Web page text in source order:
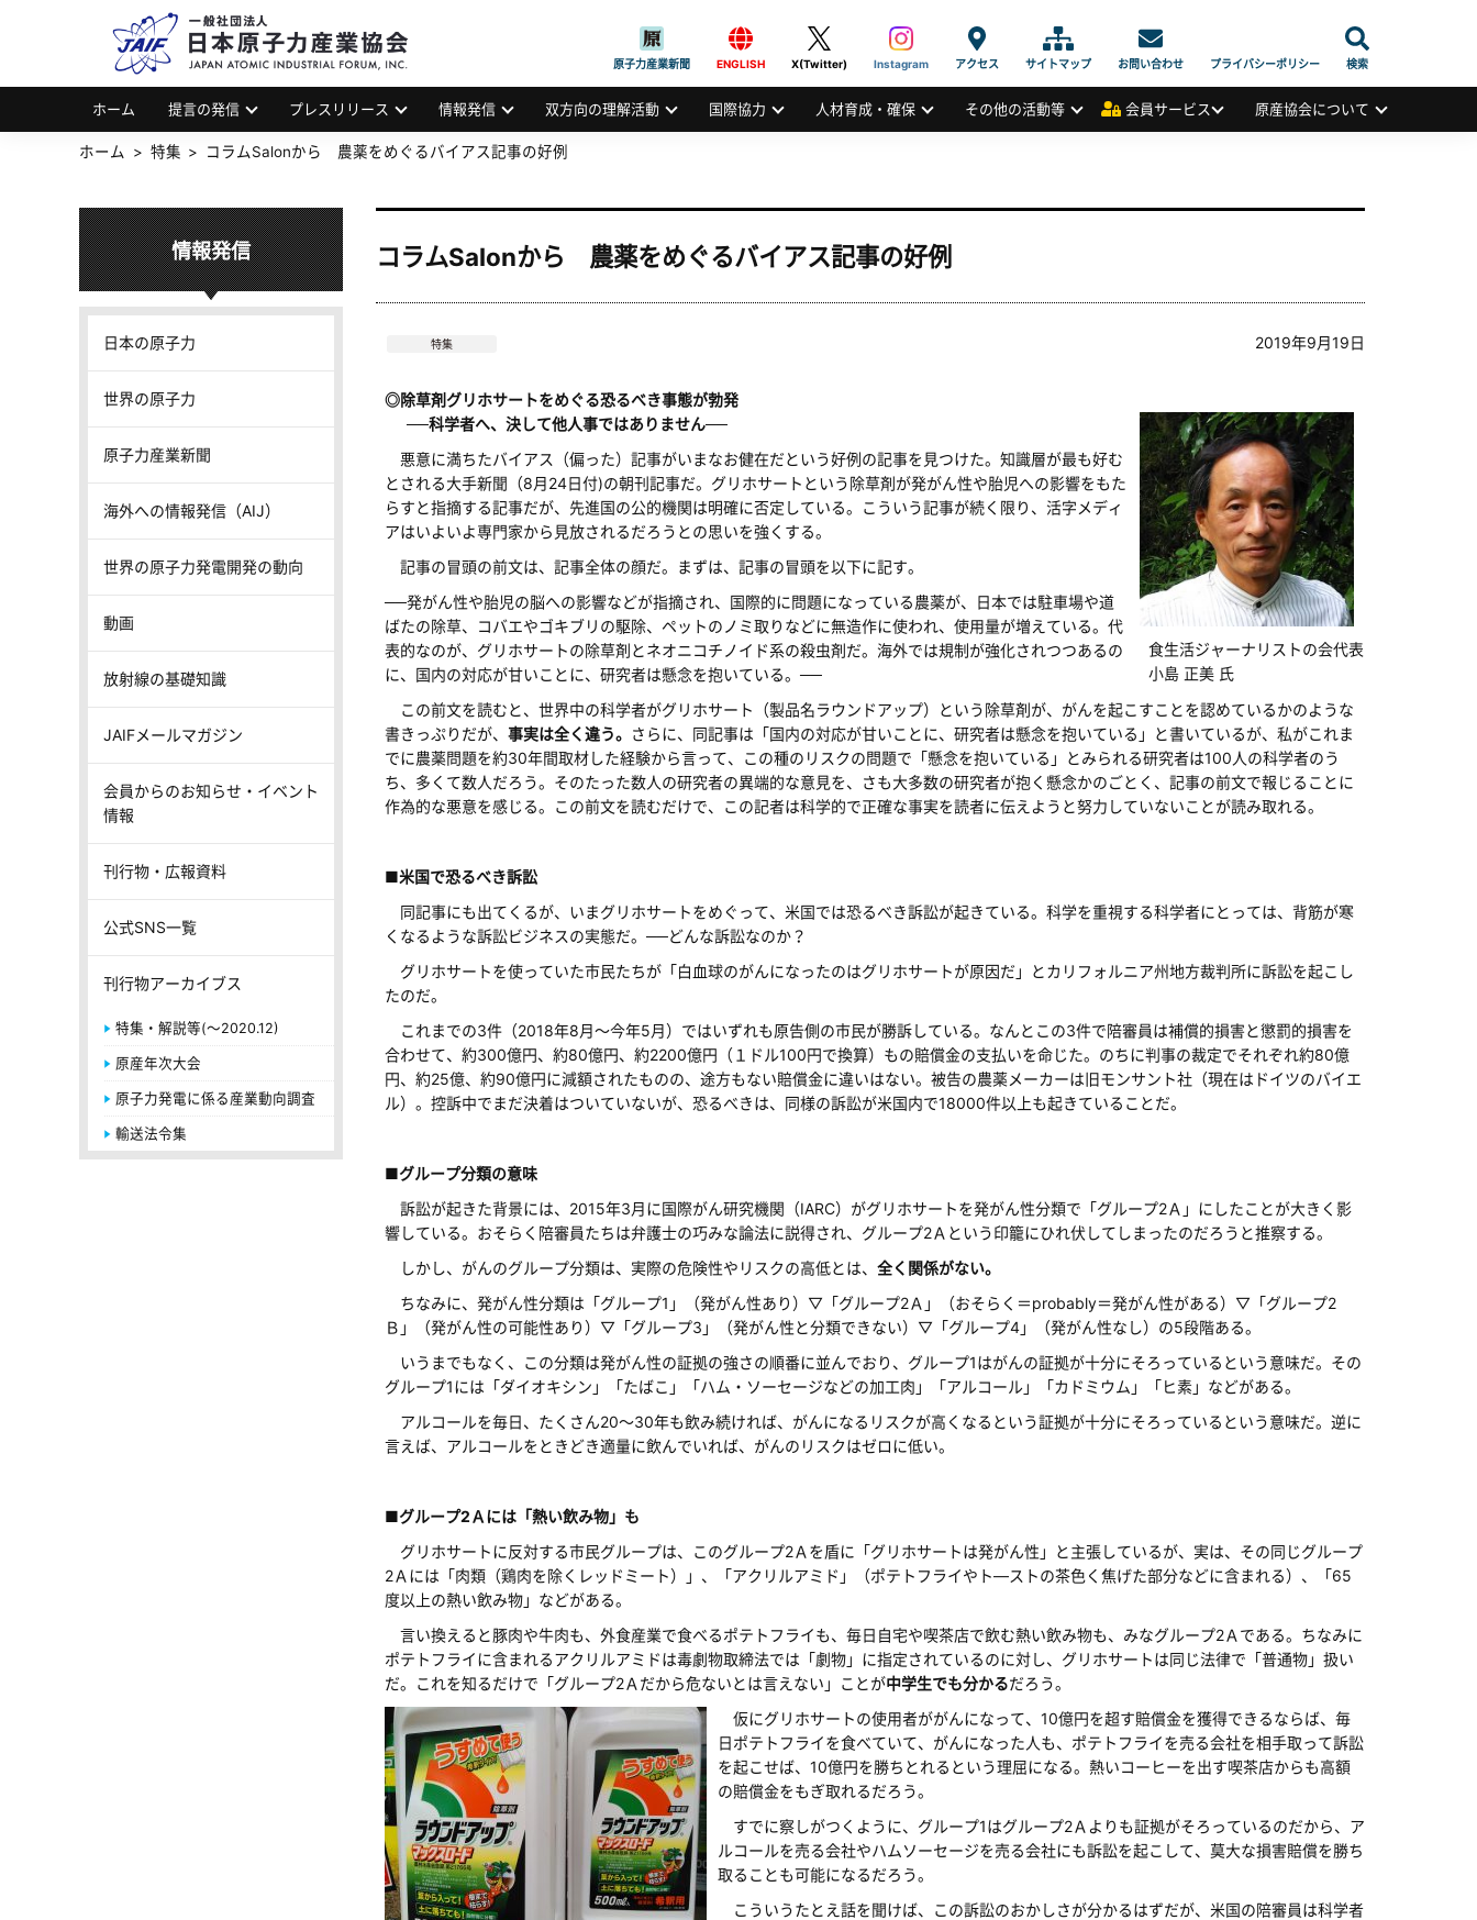
JAPAN ATOMIC INDUSTRIAL FORUM, INC.
原子力産業新聞 ENGLISH X(Twitter) Instagram アクセス サイトマップ お問い合わせ プライバシーポリシー 検索
ホーム 提言の発信 プレスリリース 情報発信 双方向の理解活動 国際協力 人材育成・確保 その他の活動等 会員サービス 原産協会について
ホーム 特集 コラムSalonから 農薬をめぐるバイアス記事の好例
コラムSalonから 農薬をめぐるバイアス記事の好例
特集 2019年9月19日
◎除草剤グリホサートをめぐる恐るべき事態が勃発
食生活ジャーナリストの会代表
小島 正美 氏
──科学者へ、決して他人事ではありません──
悪意に満ちたバイアス（偏った）記事がいまなお健在だという好例の記事を見つけた。知識層が最も好む
とされる大手新聞（8月24日付)の朝刊記事だ。グリホサートという除草剤が発がん性や胎児への影響をもた
らすと指摘する記事だが、先進国の公的機関は明確に否定している。こういう記事が続く限り、活字メディ
アはいよいよ専門家から見放されるだろうとの思いを強くする。
記事の冒頭の前文は、記事全体の顔だ。まずは、記事の冒頭を以下に記す。
──発がん性や胎児の脳への影響などが指摘され、国際的に問題になっている農薬が、日本では駐車場や道
ばたの除草、コバエやゴキブリの駆除、ペットのノミ取りなどに無造作に使われ、使用量が増えている。代
表的なのが、グリホサートの除草剤とネオニコチノイド系の殺虫剤だ。海外では規制が強化されつつあるの
に、国内の対応が甘いことに、研究者は懸念を抱いている。──
この前文を読むと、世界中の科学者がグリホサート（製品名ラウンドアップ）という除草剤が、がんを起こすことを認めているかのような
書きっぷりだが、 事実は全く違う。 さらに、同記事は「国内の対応が甘いことに、研究者は懸念を抱いている」と書いているが、私がこれま
でに農薬問題を約30年間取材した経験から言って、この種のリスクの問題で「懸念を抱いている」とみられる研究者は100人の科学者のう
ち、多くて数人だろう。そのたった数人の研究者の異端的な意見を、さも大多数の研究者が抱く懸念かのごとく、記事の前文で報じることに
作為的な悪意を感じる。この前文を読むだけで、この記者は科学的で正確な事実を読者に伝えようと努力していないことが読み取れる。
■米国で恐るべき訴訟
同記事にも出てくるが、いまグリホサートをめぐって、米国では恐るべき訴訟が起きている。科学を重視する科学者にとっては、背筋が寒
くなるような訴訟ビジネスの実態だ。──どんな訴訟なのか？
グリホサートを使っていた市民たちが「白血球のがんになったのはグリホサートが原因だ」とカリフォルニア州地方裁判所に訴訟を起こし
たのだ。
これまでの3件（2018年8月～今年5月）ではいずれも原告側の市民が勝訴している。なんとこの3件で陪審員は補償的損害と懲罰的損害を
合わせて、約300億円、約80億円、約2200億円（１ドル100円で換算）もの賠償金の支払いを命じた。のちに判事の裁定でそれぞれ約80億
円、約25億、約90億円に減額されたものの、途方もない賠償金に違いはない。被告の農薬メーカーは旧モンサント社（現在はドイツのバイエ
ル）。控訴中でまだ決着はついていないが、恐るべきは、同様の訴訟が米国内で18000件以上も起きていることだ。
■グループ分類の意味
訴訟が起きた背景には、2015年3月に国際がん研究機関（IARC）がグリホサートを発がん性分類で「グループ2Ａ」にしたことが大きく影
響している。おそらく陪審員たちは弁護士の巧みな論法に説得され、グループ2Ａという印籠にひれ伏してしまったのだろうと推察する。
しかし、がんのグループ分類は、実際の危険性やリスクの高低とは、 全く関係がない。
ちなみに、発がん性分類は「グループ1」（発がん性あり）▽「グループ2Ａ」（おそらく＝probably＝発がん性がある）▽「グループ2
Ｂ」（発がん性の可能性あり）▽「グループ3」（発がん性と分類できない）▽「グループ4」（発がん性なし）の5段階ある。
いうまでもなく、この分類は発がん性の証拠の強さの順番に並んでおり、グループ1はがんの証拠が十分にそろっているという意味だ。その
グループ1には「ダイオキシン」「たばこ」「ハム・ソーセージなどの加工肉」「アルコール」「カドミウム」「ヒ素」などがある。
アルコールを毎日、たくさん20～30年も飲み続ければ、がんになるリスクが高くなるという証拠が十分にそろっているという意味だ。逆に
言えば、アルコールをときどき適量に飲んでいれば、がんのリスクはゼロに低い。
■グループ2Ａには「熱い飲み物」も
グリホサートに反対する市民グループは、このグループ2Ａを盾に「グリホサートは発がん性」と主張しているが、実は、その同じグループ
2Ａには「肉類（鶏肉を除くレッドミート）」、「アクリルアミド」（ポテトフライやト―ストの茶色く焦げた部分などに含まれる）、「65
度以上の熱い飲み物」などがある。
言い換えると豚肉や牛肉も、外食産業で食べるポテトフライも、毎日自宅や喫茶店で飲む熱い飲み物も、みなグループ2Ａである。ちなみに
ポテトフライに含まれるアクリルアミドは毒劇物取締法では「劇物」に指定されているのに対し、グリホサートは同じ法律で「普通物」扱い
だ。これを知るだけで「グループ2Ａだから危ないとは言えない」ことが中学生でも分かるだろう。
仮にグリホサートの使用者ががんになって、10億円を超す賠償金を獲得できるならば、毎
日ポテトフライを食べていて、がんになった人も、ポテトフライを売る会社を相手取って訴訟
を起こせば、10億円を勝ちとれるという理屈になる。熱いコーヒーを出す喫茶店からも高額
の賠償金をもぎ取れるだろう。
すでに察しがつくように、グループ1はグループ2Ａよりも証拠がそろっているのだから、ア
ルコールを売る会社やハムソーセージを売る会社にも訴訟を起こして、莫大な損害賠償を勝ち
取ることも可能になるだろう。
こういうたとえ話を聞けば、この訴訟のおかしさが分かるはずだが、米国の陪審員は科学者
情報発信
日本の原子力
世界の原子力
原子力産業新聞
海外への情報発信（AIJ）
世界の原子力発電開発の動向
動画
放射線の基礎知識
JAIFメールマガジン
会員からのお知らせ・イベント
情報
刊行物・広報資料
公式SNS一覧
刊行物アーカイブス
特集・解説等(～2020.12)
原産年次大会
原子力発電に係る産業動向調査
輸送法令集